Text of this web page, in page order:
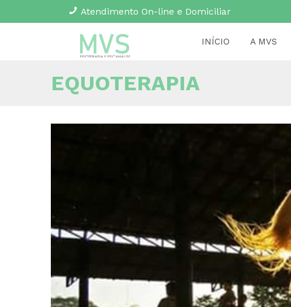
Atendimento On-line e Domiciliar
INÍCIO A MVS
EQUOTERAPIA